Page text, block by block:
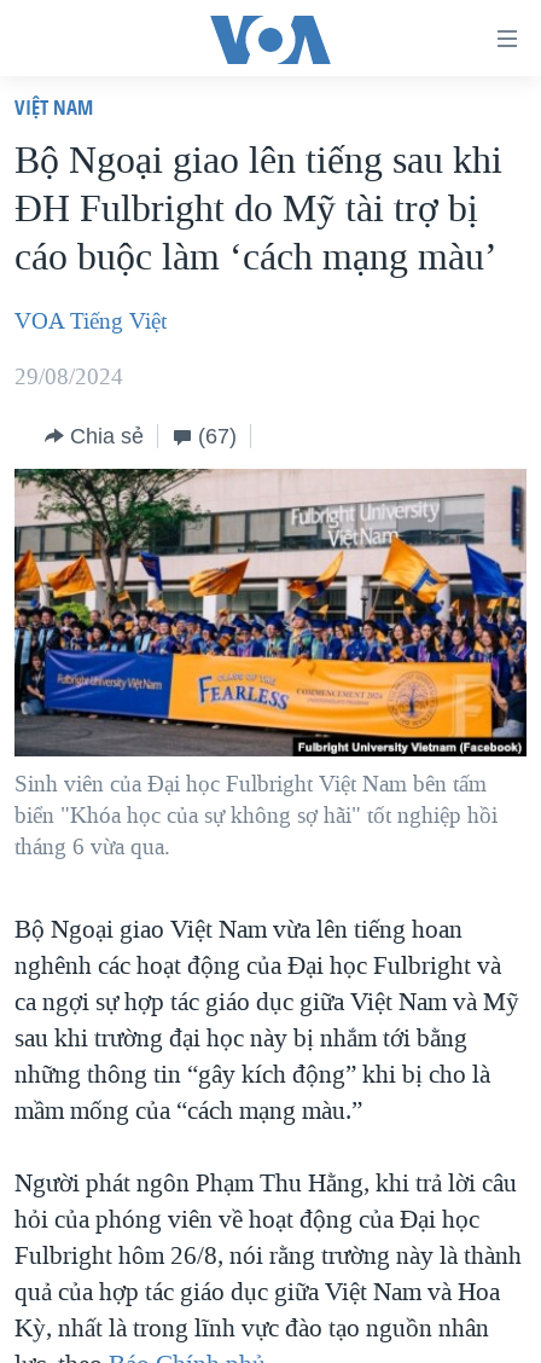
truy
cập
Tới
nội
chính
điều
hướng
chính
Đi
tới
"Tìm"
VIỆT NAM
HOA KỲ
BIỂN ĐÔNG
THẾ GIỚI
DIỄN ĐÀN
MỤC
TỰ DO BÁO CHÍ
VẠCH TRẦN TIN GIẢ
NGƯỜI VIỆT HẢI NGOẠI
ĐỜI SỐNG
KINH TẾ
KHOA HỌC
SỨC KHOẺ
VĂN HOÁ
THỂ THAO
CHUYÊN ĐỀ
CHIẾN TRANH THƯƠNG MẠI CỦA MỸ: QUÁ KHỨ VÀ HIỆN
TẠI
HÀNH TRÌNH BẦU CỬ 2024
MỘT NĂM CHIẾN TRANH TẠI DẢI GAZA
GIẢI MÃ VÀNH ĐAI & CON ĐƯỜNG
NGÀY TỊ NẠN THẾ GIỚI
GROUND ZERO – XƯA VÀ NAY
CHI PHÍ CHIẾN TRANH AFGHANISTAN
THƯỢNG ĐỈNH TRUMP-KIM TẠI VIỆT NAM
TRỊNH VĨNH BÌNH VS. CHÍNH PHỦ VIỆT NAM
NGƯ DÂN VIỆT VÀ LÀN SÓNG TRỘM HẢI SÂM
BÊN KIA QUỐC LỘ: TIẾNG VỌNG TỪ NÔNG THÔN MỸ
QUAN HỆ VIỆT MỸ
HỌC TIẾNG ANH
VIDEO
NGHE
MẠNG XÃ HỘI
Ngôn ngữ khác
VIỆT NAM
Bộ Ngoại giao lên tiếng sau khi
ĐH Fulbright do Mỹ tài trợ bị
cáo buộc làm ‘cách mạng màu’
VOA Tiếng Việt
29/08/2024
Chia sẻ (67)
Sinh viên của Đại học Fulbright Việt Nam bên tấm
biển "Khóa học của sự không sợ hãi" tốt nghiệp hồi
tháng 6 vừa qua.
Bộ Ngoại giao Việt Nam vừa lên tiếng hoan
nghênh các hoạt động của Đại học Fulbright và
ca ngợi sự hợp tác giáo dục giữa Việt Nam và Mỹ
sau khi trường đại học này bị nhắm tới bằng
những thông tin “gây kích động” khi bị cho là
mầm mống của “cách mạng màu.”
Người phát ngôn Phạm Thu Hằng, khi trả lời câu
hỏi của phóng viên về hoạt động của Đại học
Fulbright hôm 26/8, nói rằng trường này là thành
quả của hợp tác giáo dục giữa Việt Nam và Hoa
Kỳ, nhất là trong lĩnh vực đào tạo nguồn nhân